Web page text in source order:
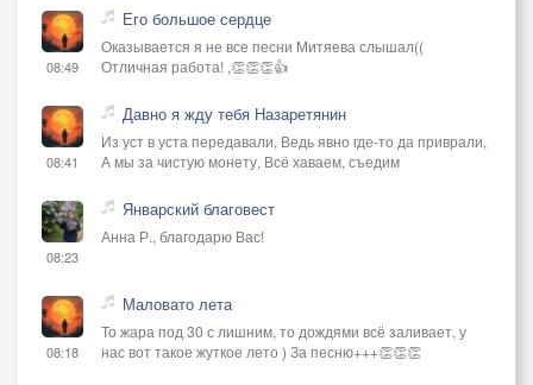
08:49
Его большое сердце
Оказывается я не все песни Митяева слышал((
Отличная работа! ,👏👏👏👍
08:41
Давно я жду тебя Назаретянин
Из уст в уста передавали, Ведь явно где-то да приврали,
А мы за чистую монету, Всё хаваем, съедим
08:23
Январский благовест
Анна Р., благодарю Вас!
08:18
Маловато лета
То жара под 30 с лишним, то дождями всё заливает, у
нас вот такое жуткое лето ) За песню+++👏👏👏